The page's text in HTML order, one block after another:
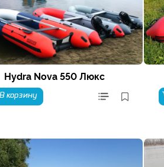
Hydra Nova 550 Люкс
В корзину